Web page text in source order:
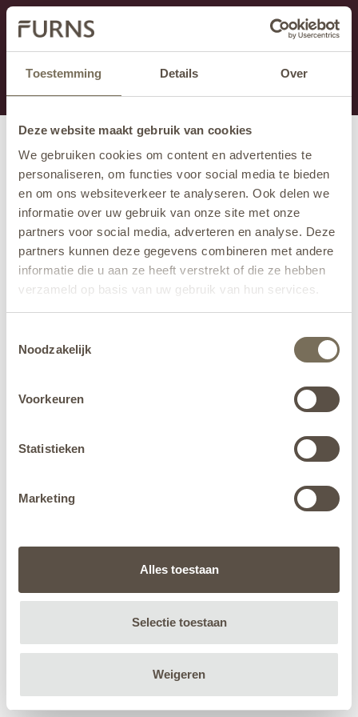
Toestemming Details Over
Deze website maakt gebruik van cookies
We gebruiken cookies om content en advertenties te
personaliseren, om functies voor social media te bieden
en om ons websiteverkeer te analyseren. Ook delen we
informatie over uw gebruik van onze site met onze
partners voor social media, adverteren en analyse. Deze
partners kunnen deze gegevens combineren met andere
informatie die u aan ze heeft verstrekt of die ze hebben
verzameld op basis van uw gebruik van hun services.
jehier.
Noodzakelijk
Voorkeuren
Statistieken
Marketing
Alles toestaan
Selectie toestaan
Weigeren
Cette section est actuellement en maintenance.
Si vous manquez des informations, vous pouvez nous
appeler au +31 413 395 295 ou nous envoyer un e-